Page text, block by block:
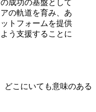
成功の基盤として
の軌道を育み、あ
トフォームを提供
う支援することに
どこにいても意味のある